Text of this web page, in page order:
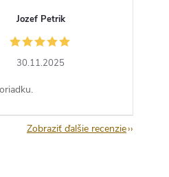
Jozef Petrik
30.11.2025
Zobraziť ďalšie recenzie